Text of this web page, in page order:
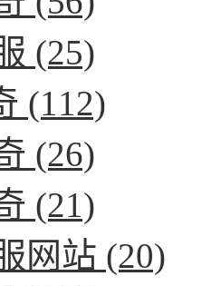
(25)
(112)
(26)
(21)
网站 (20)